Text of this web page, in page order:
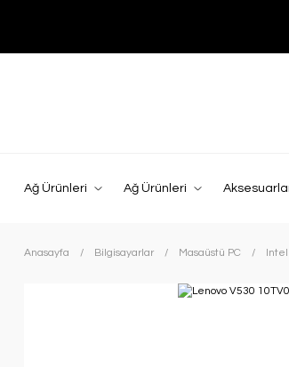
Ağ Ürünleri Ağ Ürünleri
Anasayfa Bilgisayarlar Masaüstü PC